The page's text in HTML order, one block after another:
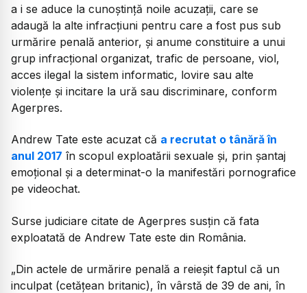
a i se aduce la cunoștință noile acuzații, care se
adaugă la alte infracțiuni pentru care a fost pus sub
urmărire penală anterior, și anume constituire a unui
grup infracțional organizat, trafic de persoane, viol,
acces ilegal la sistem informatic, lovire sau alte
violențe și incitare la ură sau discriminare, conform
Agerpres.
Andrew Tate este acuzat că a recrutat o tânără în
anul 2017 în scopul exploatării sexuale și, prin șantaj
emoțional și a determinat-o la manifestări pornografice
pe videochat.
Surse judiciare citate de Agerpres susțin că fata
exploatată de Andrew Tate este din România.
„Din actele de urmărire penală a reieșit faptul că un
inculpat (cetățean britanic), în vârstă de 39 de ani, în